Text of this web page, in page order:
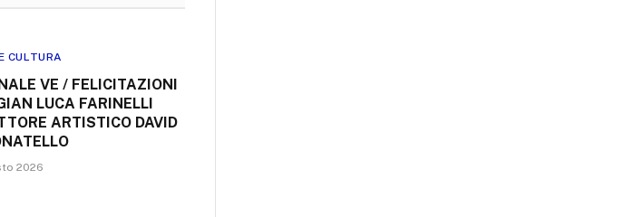
CULTURA
VE / FELICITAZIONI
LUCA FARINELLI
ARTISTICO DAVID
2026